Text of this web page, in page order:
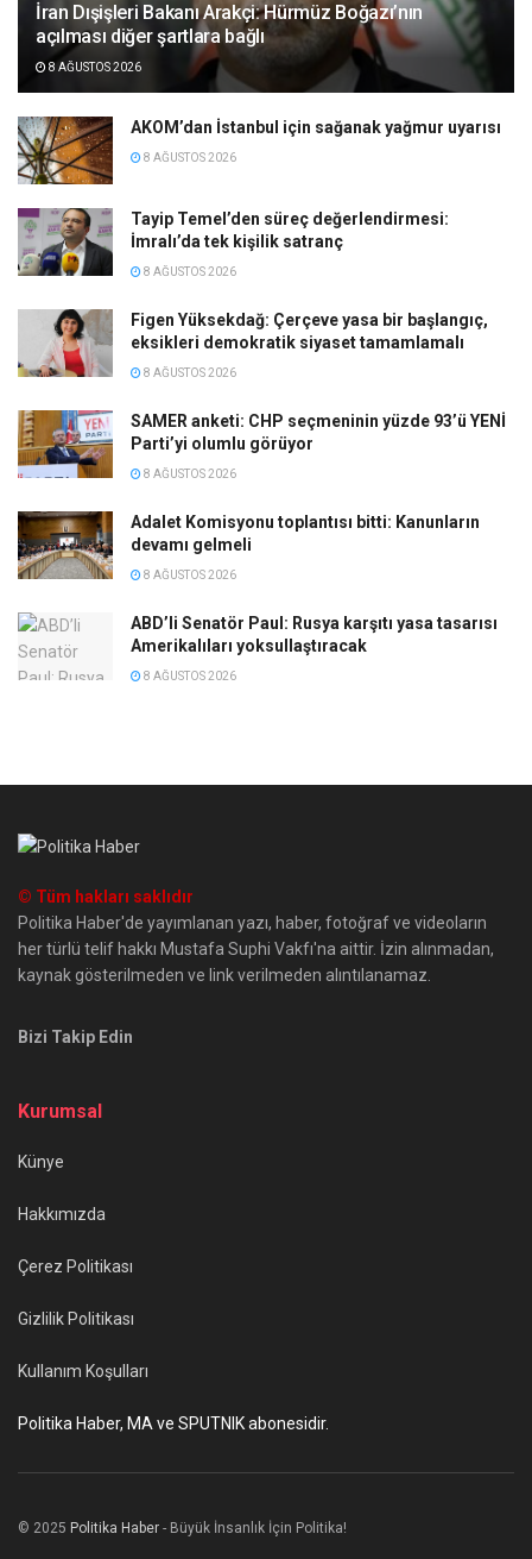
İran Dışişleri Bakanı Arakçi: Hürmüz Boğazı’nın
açılması diğer şartlara bağlı
8 AĞUSTOS 2026
AKOM’dan İstanbul için sağanak yağmur uyarısı
8 AĞUSTOS 2026
Tayip Temel’den süreç değerlendirmesi:
İmralı’da tek kişilik satranç
8 AĞUSTOS 2026
Figen Yüksekdağ: Çerçeve yasa bir başlangıç,
eksikleri demokratik siyaset tamamlamalı
8 AĞUSTOS 2026
SAMER anketi: CHP seçmeninin yüzde 93’ü YENİ
Parti’yi olumlu görüyor
8 AĞUSTOS 2026
Adalet Komisyonu toplantısı bitti: Kanunların
devamı gelmeli
8 AĞUSTOS 2026
ABD’li Senatör Paul: Rusya karşıtı yasa tasarısı
Amerikalıları yoksullaştıracak
8 AĞUSTOS 2026
© Tüm hakları saklıdır
Politika Haber'de yayımlanan yazı, haber, fotoğraf ve videoların
her türlü telif hakkı Mustafa Suphi Vakfı'na aittir. İzin alınmadan,
kaynak gösterilmeden ve link verilmeden alıntılanamaz.
Bizi Takip Edin
Kurumsal
Künye
Hakkımızda
Çerez Politikası
Gizlilik Politikası
Kullanım Koşulları
Politika Haber, MA ve SPUTNIK abonesidir.
© 2025 Politika Haber - Büyük İnsanlık İçin Politika!